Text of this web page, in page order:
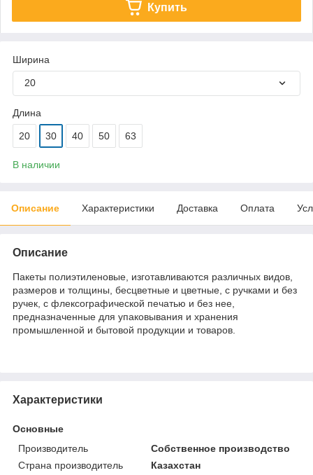
Купить
Ширина
20
Длина
20 30 40 50 63
В наличии
Описание Характеристики Доставка Оплата
Описание
Пакеты полиэтиленовые, изготавливаются различных видов,
размеров и толщины, бесцветные и цветные, с ручками и без
ручек, с флексографической печатью и без нее,
предназначенные для упаковывания и хранения
промышленной и бытовой продукции и товаров.
Характеристики
Основные
Производитель
Собственное производство
Страна производитель
Казахстан